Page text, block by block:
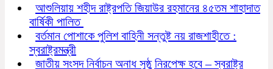
আশুলিয়ায় শহীদ রাষ্ট্রপতি জিয়াউর রহমানের ৪৫তম শাহাদাত
বার্ষিকী পালিত
বর্তমান পোশাকে পুলিশ বাহিনী সন্তুষ্ট নয় রাজশাহীতে :
স্বরাষ্ট্রমন্ত্রী
জাতীয় সংসদ নির্বাচন অনাধ সুষ্ঠু নিরপেক্ষ হবে – স্বরাষ্ট্র